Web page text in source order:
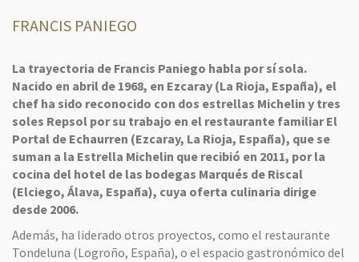
FRANCIS PANIEGO
La trayectoria de Francis Paniego habla por sí sola.
Nacido en abril de 1968, en Ezcaray (La Rioja, España), el
chef ha sido reconocido con dos estrellas Michelin y tres
soles Repsol por su trabajo en el restaurante familiar El
Portal de Echaurren (Ezcaray, La Rioja, España), que se
suman a la Estrella Michelin que recibió en 2011, por la
cocina del hotel de las bodegas Marqués de Riscal
(Elciego, Álava, España), cuya oferta culinaria dirige
desde 2006.
Además, ha liderado otros proyectos, como el restaurante
Tondeluna (Logroño, España), o el espacio gastronómico del